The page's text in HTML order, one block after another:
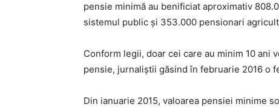
pensie minimă au benificiat aproximativ
sistemul public și 353.000 pensionari
Conform legii, doar cei care au minim 10 ani
pensie, jurnaliștii găsind în februarie 2016 o
Din ianuarie 2015, valoarea pensiei minime